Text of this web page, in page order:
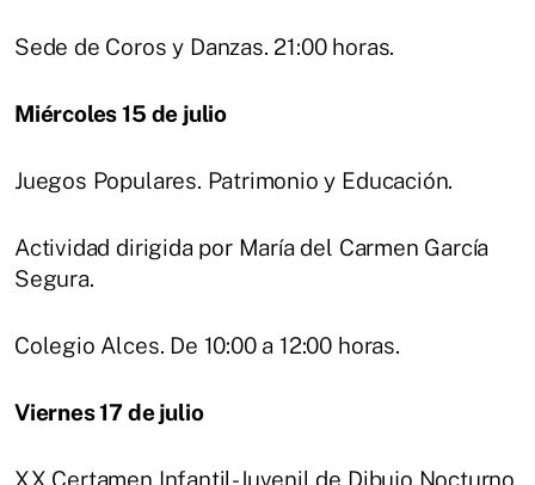
Sede de Coros y Danzas. 21:00 horas.
Miércoles 15 de julio
Juegos Populares. Patrimonio y Educación.
Actividad dirigida por María del Carmen García
Segura.
Colegio Alces. De 10:00 a 12:00 horas.
Viernes 17 de julio
XX Certamen Infantil-Juvenil de Dibujo Nocturno